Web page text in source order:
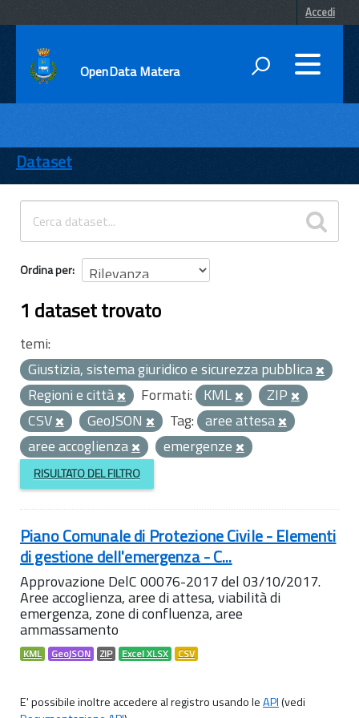
Accedi
OpenData Matera
ENTI
TEMI
INFORMAZIONI
Dataset
Ordina per
1 dataset trovato
temi:
Giustizia, sistema giuridico e sicurezza pubblica
Regioni e città
Formati: KML
ZIP
CSV
GeoJSON Tag: aree attesa
aree accoglienza
emergenze
RISULTATO DEL FILTRO
Piano Comunale di Protezione Civile - Elementi
di gestione dell'emergenza - C...
Approvazione DelC 00076-2017 del 03/10/2017.
Aree accoglienza, aree di attesa, viabilità di
emergenza, zone di confluenza, aree
ammassamento
KML GeoJSON ZIP Excel XLSX CSV
E' possibile inoltre accedere al registro usando leAPI(vedi